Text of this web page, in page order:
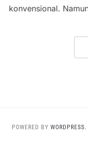
konvensional.
POWERED BY WORDPRESS.